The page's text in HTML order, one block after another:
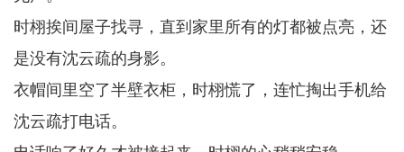
时栩挨间屋子找寻，直到家里所有的灯都被点亮，还
是没有沈云疏的身影。
衣帽间里空了半壁衣柜，时栩慌了，连忙掏出手机给
沈云疏打电话。